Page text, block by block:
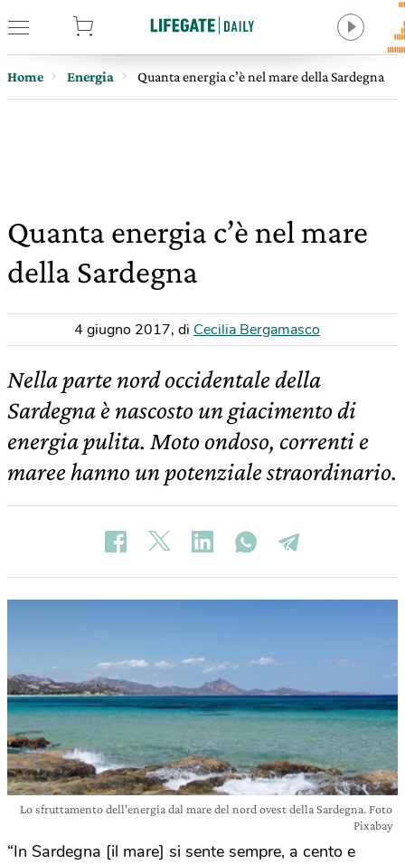
Home Energia Quanta energia c’è nel mare della Sardegna
Quanta energia c’è nel mare
della Sardegna
4 giugno 2017, di Cecilia Bergamasco
Nella parte nord occidentale della
Sardegna è nascosto un giacimento di
energia pulita. Moto ondoso, correnti e
maree hanno un potenziale straordinario.
Lo sfruttamento dell'energia dal mare del nord ovest della Sardegna. Foto
Pixabay
“In Sardegna [il mare] si sente sempre, a cento e